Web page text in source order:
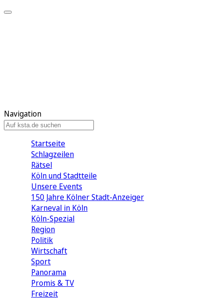
Navigation
Startseite
Schlagzeilen
Rätsel
Köln und Stadtteile
Unsere Events
150 Jahre Kölner Stadt-Anzeiger
Karneval in Köln
Köln-Spezial
Region
Politik
Wirtschaft
Sport
Panorama
Promis & TV
Freizeit